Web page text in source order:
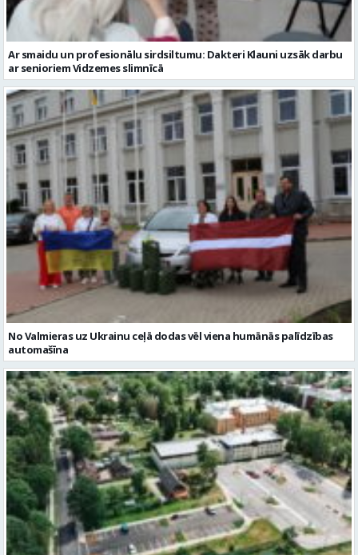
No Valmieras uz Ukrainu ceļā dodas vēl viena humānās palīdzības
automašīna
Noslēgusies Semināra ielas pārbūve un stāvlaukuma izbūve
Valmierā